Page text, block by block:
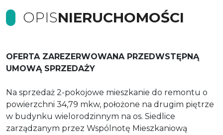
OPISNIERUCHOMOŚCI
OFERTA ZAREZERWOWANA PRZEDWSTĘPNĄ
UMOWĄ SPRZEDAŻY
Na sprzedaż 2-pokojowe mieszkanie do remontu o
powierzchni 34,79 mkw, położone na drugim piętrze
w budynku wielorodzinnym na os. Siedlice
zarządzanym przez Wspólnotę Mieszkaniową